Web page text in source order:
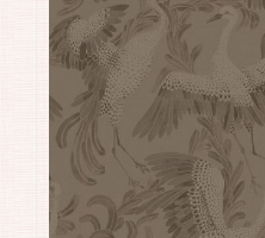
Ширина рулона:0.53
Материал покрытия:
Без
Страна:Швеция
Материал основы:Флизелин
Раппорт:<>